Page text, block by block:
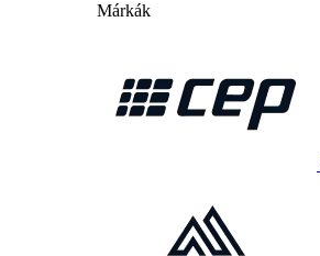
Márkák